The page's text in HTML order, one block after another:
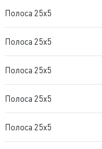
Полоса 25x5
Полоса 25x5
Полоса 25x5
Полоса 25x5
Полоса 25x5